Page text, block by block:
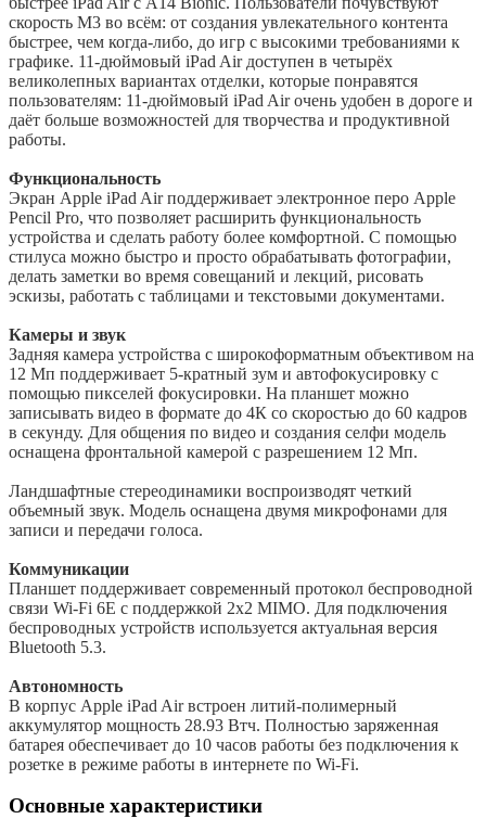
скорость M3 во всём: от создания увлекательного контента
быстрее, чем когда-либо, до игр с высокими требованиями к
графике. 11-дюймовый iPad Air доступен в четырёх
великолепных вариантах отделки, которые понравятся
пользователям: 11-дюймовый iPad Air очень удобен в дороге и
даёт больше возможностей для творчества и продуктивной
работы.
Функциональность
Экран Apple iPad Air поддерживает электронное перо Apple
Pencil Pro, что позволяет расширить функциональность
устройства и сделать работу более комфортной. С помощью
стилуса можно быстро и просто обрабатывать фотографии,
делать заметки во время совещаний и лекций, рисовать
эскизы, работать с таблицами и текстовыми документами.
Камеры и звук
Задняя камера устройства с широкоформатным объективом на
12 Мп поддерживает 5-кратный зум и автофокусировку с
помощью пикселей фокусировки. На планшет можно
записывать видео в формате до 4К со скоростью до 60 кадров
в секунду. Для общения по видео и создания селфи модель
оснащена фронтальной камерой с разрешением 12 Мп.
Ландшафтные стереодинамики воспроизводят четкий
объемный звук. Модель оснащена двумя микрофонами для
записи и передачи голоса.
Коммуникации
Планшет поддерживает современный протокол беспроводной
связи Wi-Fi 6E с поддержкой 2х2 MIMO. Для подключения
беспроводных устройств используется актуальная версия
Bluetooth 5.3.
Автономность
В корпус Apple iPad Air встроен литий-полимерный
аккумулятор мощность 28.93 Втч. Полностью заряженная
батарея обеспечивает до 10 часов работы без подключения к
розетке в режиме работы в интернете по Wi-Fi.
Основные характеристики